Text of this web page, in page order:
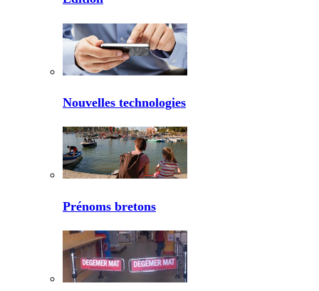
Nouvelles technologies
Prénoms bretons